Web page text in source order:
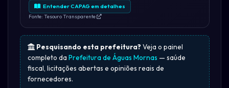
Entender CAPAG em detalhes
Fonte: Tesouro Transparente
Pesquisando esta prefeitura? Veja o painel
completo da Prefeitura de Águas Mornas — saúde
fiscal, licitações abertas e opiniões reais de
fornecedores.